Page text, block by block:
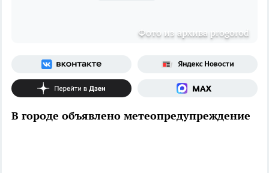
Фото из архива progorod
В городе объявлено метеопредупреждение